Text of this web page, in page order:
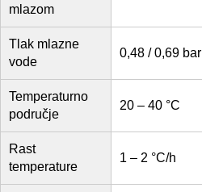
mlazom
Tlak mlazne
vode
0,48 / 0,69 bar
Temperaturno
područje
20 – 40 °C
Rast
temperature
1 – 2 °C/h